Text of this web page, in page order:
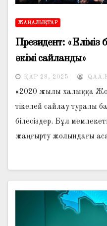
ЖАҢАЛЫҚТАР
️Президент:
әкімі сайланды»
ҚАР 28, 2025
«2020 жылы халыққа
тікелей сайлау туралы
білесіздер. Бұл
жаңғырту жолындағы